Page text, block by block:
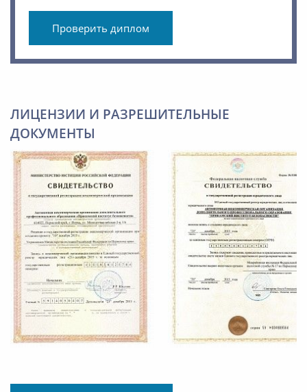
Проверить диплом
ЛИЦЕНЗИИ И РАЗРЕШИТЕЛЬНЫЕ
ДОКУМЕНТЫ